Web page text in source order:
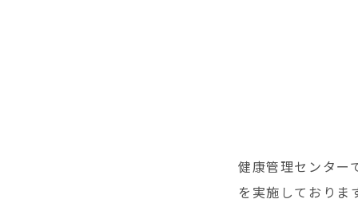
健康管理センター
を実施しておりま